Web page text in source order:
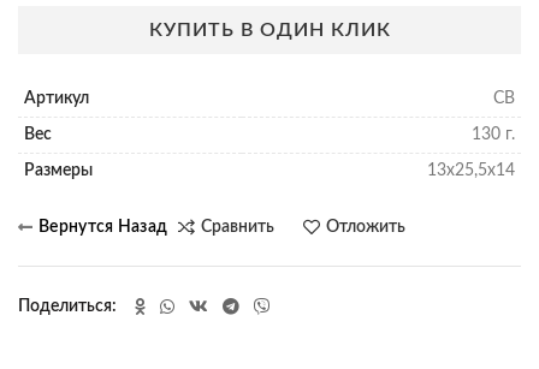
КУПИТЬ В ОДИН КЛИК
Артикул СВ
Вес 130 г.
Размеры 13х25,5х14
Сравнить Отложить
Поделиться